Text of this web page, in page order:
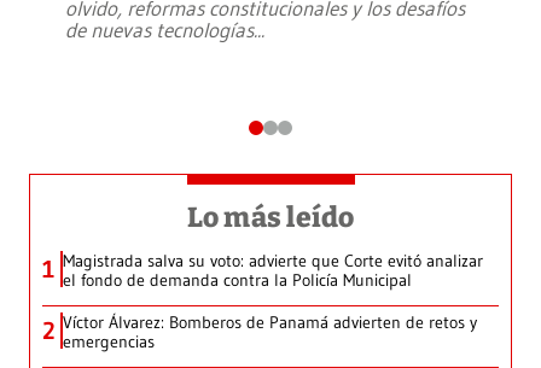
olvido, reformas constitucionales y los desafíos
de nuevas tecnologías...
Lo más leído
1 Magistrada salva su voto: advierte que Corte evitó analizar
el fondo de demanda contra la Policía Municipal
2 Víctor Álvarez: Bomberos de Panamá advierten de retos y
emergencias